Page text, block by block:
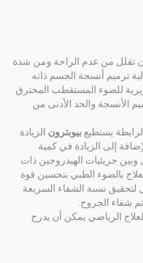
أن تقلل من عدم الراحة ومن شدة
ترميم أنسجة الجسم ذاته
للضوء المستقطب المخترق
الأنسجة والحد الأدنى من
يستطيع بيوبترون الزيادة
إلى الزيادة في كمية
وبين جزيئيات الهيدروجين ذات
بالضوء الطبي بتحسين قوة
لتحقيق نسبة الشفاء السريعة
شفاء الجروح.
الرياضي يمكن أن يدرج